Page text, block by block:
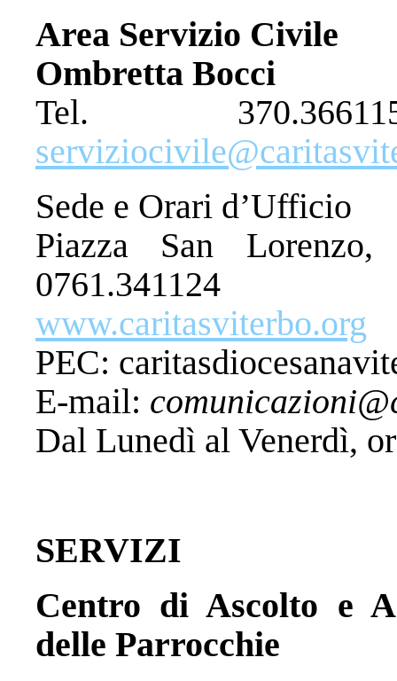
Area Servizio Civile
Ombretta Bocci
Tel.
Sede e Orari d’Ufficio
Piazza San
0761.341124
www.caritasviterbo.org
PEC:
E-mail:
Dal Lunedì al Venerdì,
SERVIZI
Centro di Ascolto e
delle Parrocchie